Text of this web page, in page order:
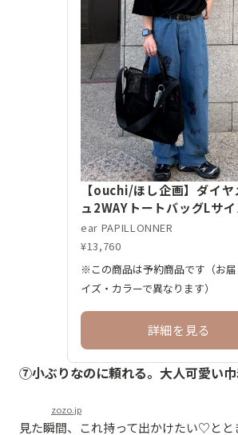
【ouchi/ほし企画】ダイヤ
ュ2WAYトートバッグLサ
ear PAPILLONNER
¥13,760
※この商品は予約商品です（お
イズ・カラーで異なります）
詳細を見る
⑦小ぶりなのに頼れる。大人可愛い
zozo.jp
見た瞬間、これ持って出かけたい♡とと